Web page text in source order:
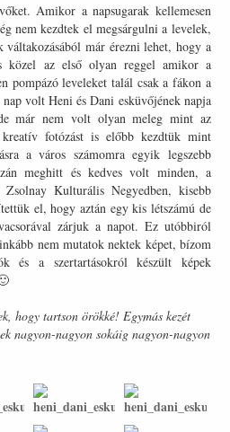
Amikor a napsugarak kellemesen
nem kezdtek el megsárgulni a levelek,
váltakozásából már érezni lehet, hogy a
közel az első olyan reggel amikor a
pompázó leveleket talál csak a fákon a
volt Heni és Dani esküvőjének napja
már nem volt olyan meleg mint az
fotózást is előbb kezdtük mint
a város számomra egyik legszebb
meghitt és kedves volt minden, a
Kulturális Negyedben, kisebb
el, hogy aztán egy kis létszámú de
zárjuk a napot. Ez utóbbiról
nem mutatok nektek képet, bízom
és a szertartásokról készült képek
hogy tartson örökké! Egymás kezét
nagyon-nagyon sokáig nagyon-nagyon